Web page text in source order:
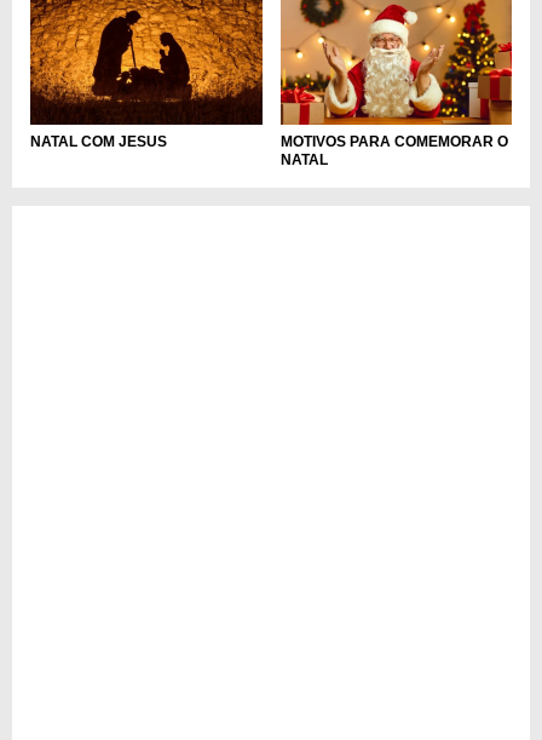
NATAL COM JESUS
MOTIVOS PARA COMEMORAR O
NATAL